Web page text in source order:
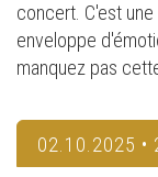
concert. C'est
enveloppe
manquez pas
02.10.2025 •